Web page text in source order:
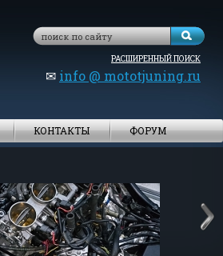
РАСШИРЕННЫЙ ПОИСК
✉ info @ mototjuning.ru
КОНТАКТЫ ФОРУМ